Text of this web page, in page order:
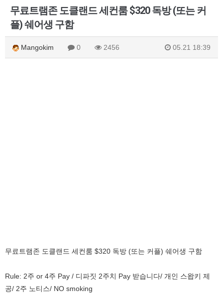
무료트램존 도클랜드 세컨룸 $320 독방 (또는 커
플) 쉐어생 구함
Mangokim 0 2456 05.21 18:39
무료트램존 도클랜드 세컨룸 $320 독방 (또는 커플) 쉐어생 구함
Rule: 2주 or 4주 Pay / 디파짓 2주치 Pay 받습니다/ 개인 스왑키 제
공/ 2주 노티스/ NO smoking